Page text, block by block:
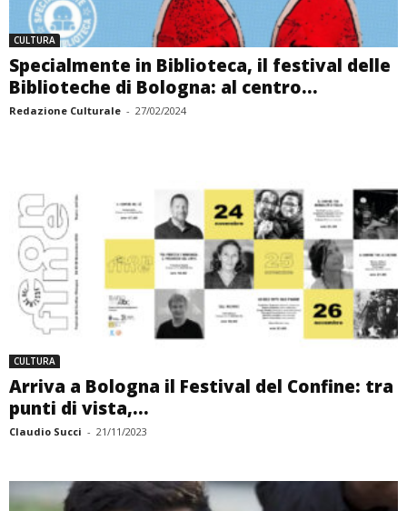
CULTURA
Specialmente in Biblioteca, il festival delle
Biblioteche di Bologna: al centro...
Redazione Culturale - 27/02/2024
CULTURA
Arriva a Bologna il Festival del Confine: tra
punti di vista,...
Claudio Succi - 21/11/2023